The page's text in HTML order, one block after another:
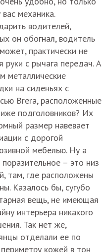
вас механика.
водителей,
он обогнал, водитель
практически не
руки с рычага передач. А
металлические
на сиденьях с
Brera, расположенные
подголовников? Их
размер навевает
с дорогой
мебелью. Ну а
– это низ
там, где расположены
Казалось бы, сугубо
вещь, не имеющая
интерьера никакого
Так нет же,
отделали ее по
кожей в тон